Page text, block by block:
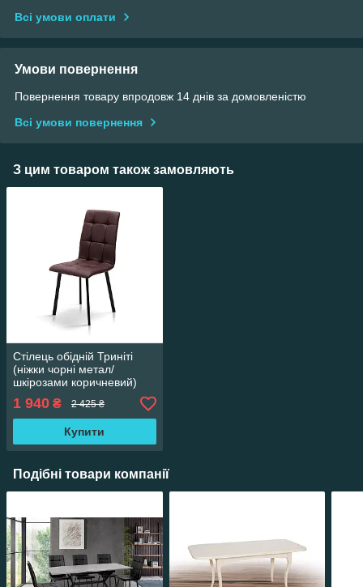
Всі умови оплати
Умови повернення
Повернення товару впродовж 14 днів за домовленістю
Всі умови повернення
З цим товаром також замовляють
Стілець обідній Триніті
(ніжки чорні метал/
шкірозами коричневий)
1 940 ₴ 2 425 ₴
Купити
Подібні товари компанії